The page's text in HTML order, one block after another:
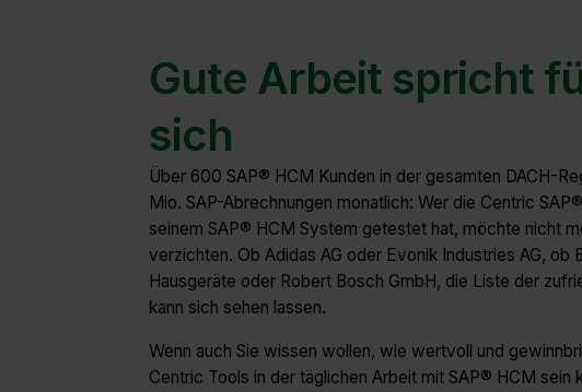
Gute Arbeit spricht
sich
Über 600 SAP® HCM Kunden in der gesamten DACH-
Mio. SAP-Abrechnungen monatlich: Wer die Centric
seinem SAP® HCM System getestet hat, möchte nicht
verzichten. Ob Adidas AG oder Evonik Industries AG, ob
Hausgeräte oder Robert Bosch GmbH, die Liste der
kann sich sehen lassen.
Wenn auch Sie wissen wollen, wie wertvoll und
Centric Tools in der täglichen Arbeit mit SAP® HCM sein